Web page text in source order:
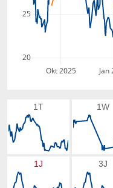
Okt 2025 Jan
20
25
1T 1W
1J 3J